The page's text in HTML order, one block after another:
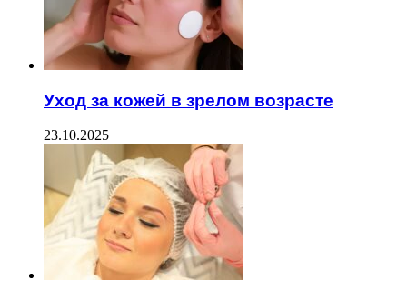
Уход за кожей в зрелом возрасте
23.10.2025